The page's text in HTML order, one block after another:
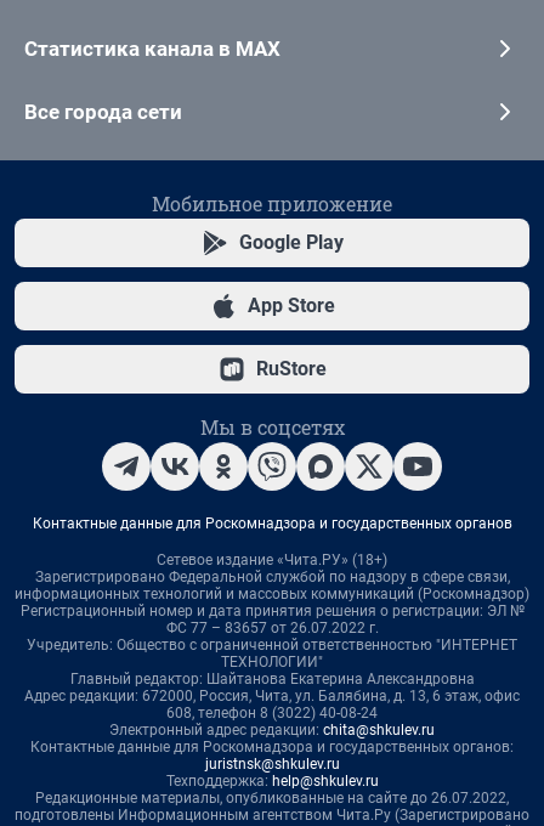
Статистика канала в MAX
Все города сети
Мобильное приложение
Google Play
App Store
RuStore
Мы в соцсетях
Контактные данные для Роскомнадзора и государственных органов
Сетевое издание «Чита.РУ» (18+)
Зарегистрировано Федеральной службой по надзору в сфере связи,
информационных технологий и массовых коммуникаций (Роскомнадзор)
Регистрационный номер и дата принятия решения о регистрации: ЭЛ №
ФС 77 – 83657 от 26.07.2022 г.
Учредитель: Общество с ограниченной ответственностью "ИНТЕРНЕТ
ТЕХНОЛОГИИ"
Главный редактор: Шайтанова Екатерина Александровна
Адрес редакции: 672000, Россия, Чита, ул. Балябина, д. 13, 6 этаж, офис
608, телефон 8 (3022) 40-08-24
Электронный адрес редакции: chita@shkulev.ru
Контактные данные для Роскомнадзора и государственных органов:
juristnsk@shkulev.ru
Техподдержка: help@shkulev.ru
Редакционные материалы, опубликованные на сайте до 26.07.2022,
подготовлены Информационным агентством Чита.Ру (Зарегистрировано